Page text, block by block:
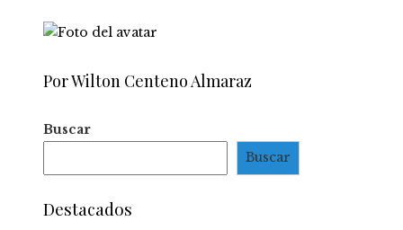
Por Wilton Centeno Almaraz
Buscar
Buscar
Destacados